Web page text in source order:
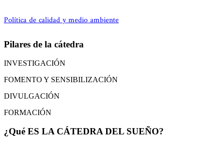
Política de calidad y medio ambiente
Pilares de la cátedra
INVESTIGACIÓN
FOMENTO Y SENSIBILIZACIÓN
DIVULGACIÓN
FORMACIÓN
¿Qué ES LA CÁTEDRA DEL SUEÑO?